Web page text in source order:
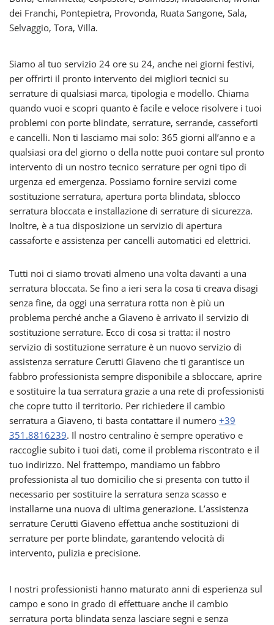
dei Franchi, Pontepietra, Provonda, Ruata Sangone, Sala,
Selvaggio, Tora, Villa.
Siamo al tuo servizio 24 ore su 24, anche nei giorni festivi,
per offrirti il pronto intervento dei migliori tecnici su
serrature di qualsiasi marca, tipologia e modello. Chiama
quando vuoi e scopri quanto è facile e veloce risolvere i tuoi
problemi con porte blindate, serrature, serrande, casseforti
e cancelli. Non ti lasciamo mai solo: 365 giorni all’anno e a
qualsiasi ora del giorno o della notte puoi contare sul pronto
intervento di un nostro tecnico serrature per ogni tipo di
urgenza ed emergenza. Possiamo fornire servizi come
sostituzione serratura, apertura porta blindata, sblocco
serratura bloccata e installazione di serrature di sicurezza.
Inoltre, è a tua disposizione un servizio di apertura
cassaforte e assistenza per cancelli automatici ed elettrici.
Tutti noi ci siamo trovati almeno una volta davanti a una
serratura bloccata. Se fino a ieri sera la cosa ti creava disagi
senza fine, da oggi una serratura rotta non è più un
problema perché anche a Giaveno è arrivato il servizio di
sostituzione serrature. Ecco di cosa si tratta: il nostro
servizio di sostituzione serrature è un nuovo servizio di
assistenza serrature Cerutti Giaveno che ti garantisce un
fabbro professionista sempre disponibile a sbloccare, aprire
e sostituire la tua serratura grazie a una rete di professionisti
che copre tutto il territorio. Per richiedere il cambio
serratura a Giaveno, ti basta contattare il numero +39
351.8816239. Il nostro centralino è sempre operativo e
raccoglie subito i tuoi dati, come il problema riscontrato e il
tuo indirizzo. Nel frattempo, mandiamo un fabbro
professionista al tuo domicilio che si presenta con tutto il
necessario per sostituire la serratura senza scasso e
installarne una nuova di ultima generazione. L’assistenza
serrature Cerutti Giaveno effettua anche sostituzioni di
serrature per porte blindate, garantendo velocità di
intervento, pulizia e precisione.
I nostri professionisti hanno maturato anni di esperienza sul
campo e sono in grado di effettuare anche il cambio
serratura porta blindata senza lasciare segni e senza